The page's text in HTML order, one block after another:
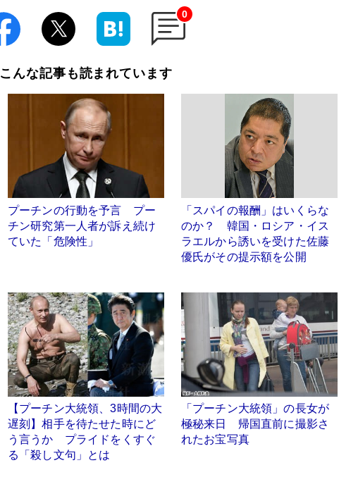
0
こんな記事も読まれています
プーチンの行動を予言 プー
チン研究第一人者が訴え続け
ていた「危険性」
「スパイの報酬」はいくらな
のか？ 韓国・ロシア・イス
ラエルから誘いを受けた佐藤
優氏がその提示額を公開
【プーチン大統領、3時間の大
遅刻】相手を待たせた時にど
う言うか プライドをくすぐ
る「殺し文句」とは
「プーチン大統領」の長女が
極秘来日 帰国直前に撮影さ
れたお宝写真